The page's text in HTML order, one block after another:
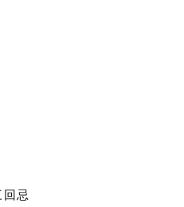
回忌